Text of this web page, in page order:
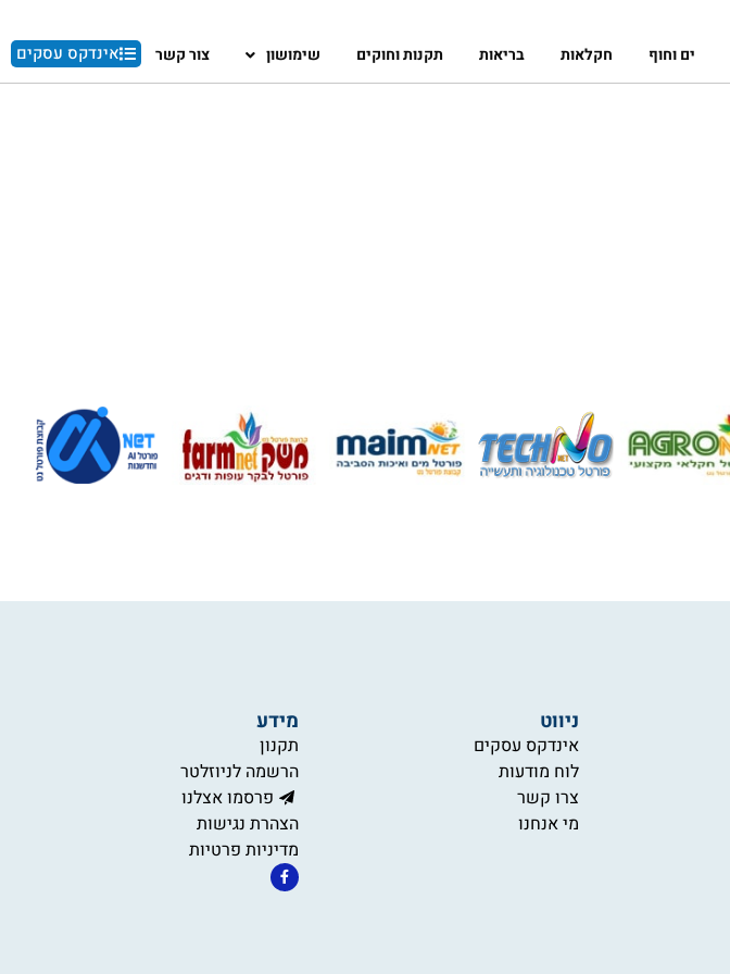
ים וחוף חקלאות בריאות תקנות וחוקים שימושון צור קשר אינדקס עסקים
ניווט
אינדקס עסקים
לוח מודעות
צרו קשר
מי אנחנו
מידע
תקנון
הרשמה לניוזלטר
פרסמו אצלנו
הצהרת נגישות
מדיניות פרטיות